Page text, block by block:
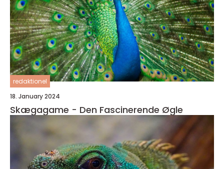
redaktionel
18. January 2024
Skægagame - Den Fascinerende Øgle